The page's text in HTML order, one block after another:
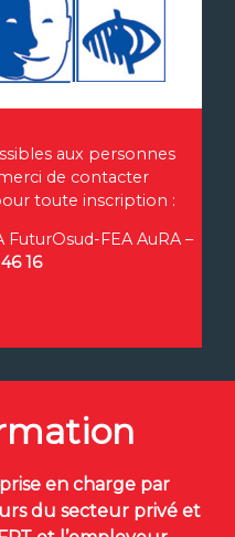
aux personnes
de contacter
toute inscription :
FEA AuRA –
16
en charge par
du secteur privé et